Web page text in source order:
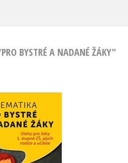
BYSTRÉ A NADANÉ ŽÁKY"
pro
a nadané
žáky
Irena Budínová
Růžena Blažková
Vaňurová
Durnová